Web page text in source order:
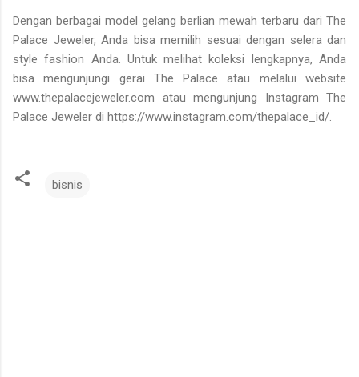
Dengan berbagai model gelang berlian mewah terbaru dari The
Palace Jeweler, Anda bisa memilih sesuai dengan selera dan
style fashion Anda. Untuk melihat koleksi lengkapnya, Anda
bisa mengunjungi gerai The Palace atau melalui website
www.thepalacejeweler.com atau mengunjung Instagram The
Palace Jeweler di https://www.instagram.com/thepalace_id/.
bisnis